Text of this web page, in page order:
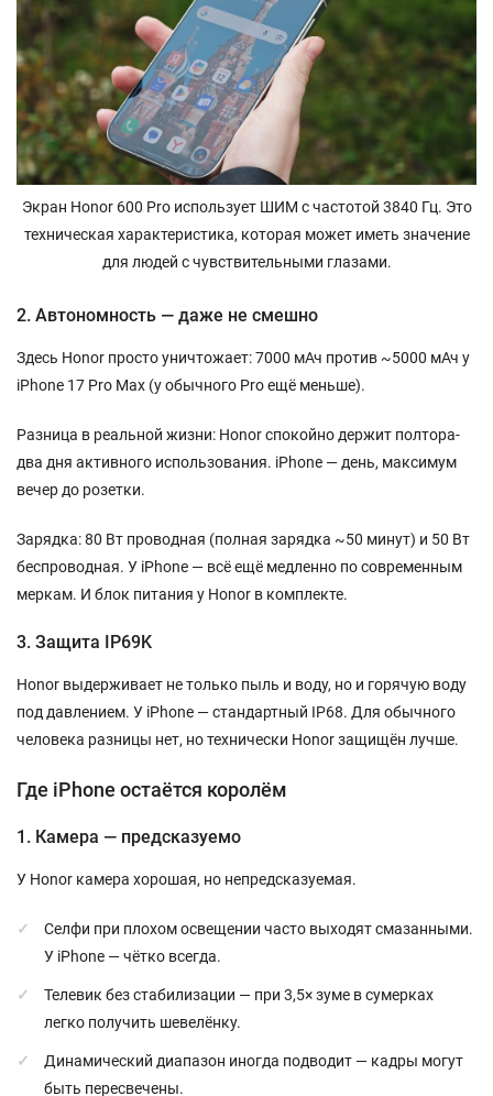
Экран Honor 600 Pro использует ШИМ с частотой 3840 Гц. Это
техническая характеристика, которая может иметь значение
для людей с чувствительными глазами.
2. Автономность — даже не смешно
Здесь Honor просто уничтожает: 7000 мАч против ~5000 мАч у
iPhone 17 Pro Max (у обычного Pro ещё меньше).
Разница в реальной жизни: Honor спокойно держит полтора-
два дня активного использования. iPhone — день, максимум
вечер до розетки.
Зарядка: 80 Вт проводная (полная зарядка ~50 минут) и 50 Вт
беспроводная. У iPhone — всё ещё медленно по современным
меркам. И блок питания у Honor в комплекте.
3. Защита IP69K
Honor выдерживает не только пыль и воду, но и горячую воду
под давлением. У iPhone — стандартный IP68. Для обычного
человека разницы нет, но технически Honor защищён лучше.
Где iPhone остаётся королём
1. Камера — предсказуемо
У Honor камера хорошая, но непредсказуемая.
Селфи при плохом освещении часто выходят смазанными.
У iPhone — чётко всегда.
Телевик без стабилизации — при 3,5× зуме в сумерках
легко получить шевелёнку.
Динамический диапазон иногда подводит — кадры могут
быть пересвечены.